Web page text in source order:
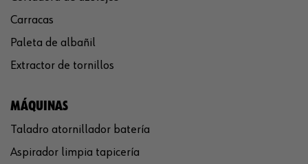
Carracas
Paleta de albañil
Extractor de tornillos
MÁQUINAS
Taladro atornillador batería
Aspirador limpia tapicería